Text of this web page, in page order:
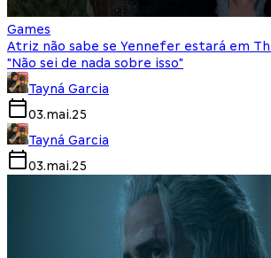
Games
Atriz não sabe se Yennefer estará em
"Não sei de nada sobre isso"
Tayná Garcia
03.mai.25
Tayná Garcia
03.mai.25